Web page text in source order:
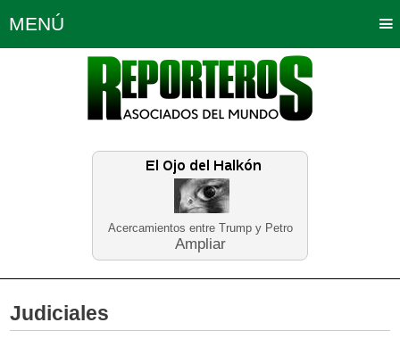
Acercamientos entre Trump y Petro
Ampliar
MENÚ
Política Opinión Bogotá
Planeta Tierra Deportes
Educación Neira
Judiciales